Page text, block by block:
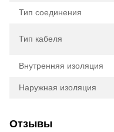
Тип соединения
Тип кабеля
Внутренняя изоляция
Наружная изоляция
Отзывы